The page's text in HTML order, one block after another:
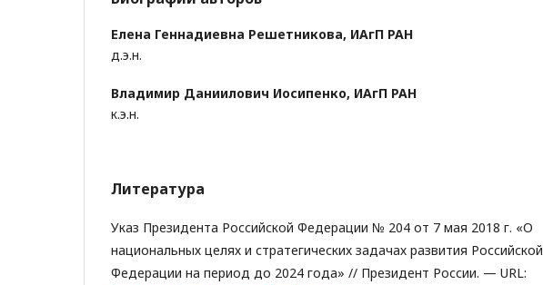
Елена Геннадиевна Решетникова, ИАгП РАН
д.э.н.
Владимир Даниилович Иосипенко, ИАгП РАН
к.э.н.
Литература
Указ Президента Российской Федерации № 204 от 7 мая 2018 г. «О
национальных целях и стратегических задачах развития Российской
Федерации на период до 2024 года» // Президент России. — URL: